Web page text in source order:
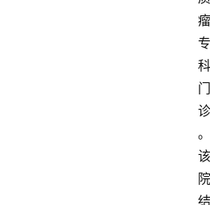
瘤
专
科
门
诊
。
该
院
结